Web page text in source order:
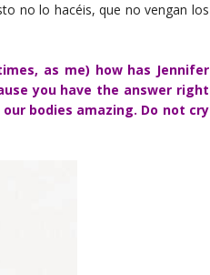
no lo hacéis, que no vengan los
as me) how has Jennifer
you have the answer right
bodies amazing. Do not cry